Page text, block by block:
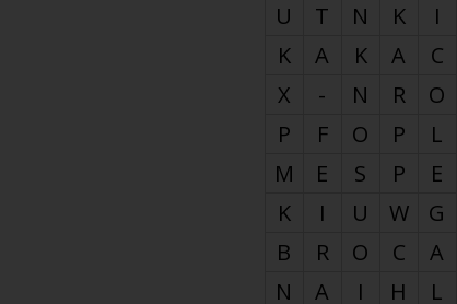
U
T N K I
K
A K A C
X
- N R O
P
F O P L
M
E S P E
K
I U W G
B
R O C A
N
A I H L